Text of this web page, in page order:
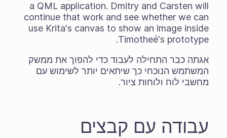
a QML application. Dmitry and Carsten will
continue that work and see whether we can
use Krita's canvas to show an image inside
Timotheé's prototype.
אגתה כבר התחילה לעבוד כדי להפוך את ממשק
המשתמש הנוכחי כך שיתאים יותר לשימוש עם
מחשבי לוח ולוחות ציור.
עבודה עם קבצים